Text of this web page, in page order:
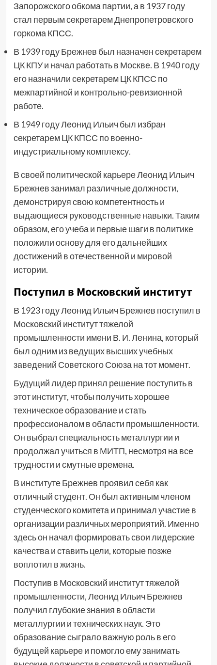
Запорожского обкома партии, а в 1937 году
стал первым секретарем Днепропетровского
горкома КПСС.
В 1939 году Брежнев был назначен секретарем
ЦК КПУ и начал работать в Москве. В 1940 году
его назначили секретарем ЦК КПСС по
межпартийной и контрольно-ревизионной
работе.
В 1949 году Леонид Ильич был избран
секретарем ЦК КПСС по военно-
индустриальному комплексу.
В своей политической карьере Леонид Ильич
Брежнев занимал различные должности,
демонстрируя свою компетентность и
выдающиеся руководственные навыки. Таким
образом, его учеба и первые шаги в политике
положили основу для его дальнейших
достижений в отечественной и мировой
истории.
Поступил в Московский институт
В 1923 году Леонид Ильич Брежнев поступил в
Московский институт тяжелой
промышленности имени В. И. Ленина, который
был одним из ведущих высших учебных
заведений Советского Союза на тот момент.
Будущий лидер принял решение поступить в
этот институт, чтобы получить хорошее
техническое образование и стать
профессионалом в области промышленности.
Он выбрал специальность металлургии и
продолжал учиться в МИТП, несмотря на все
трудности и смутные времена.
В институте Брежнев проявил себя как
отличный студент. Он был активным членом
студенческого комитета и принимал участие в
организации различных мероприятий. Именно
здесь он начал формировать свои лидерские
качества и ставить цели, которые позже
воплотил в жизнь.
Поступив в Московский институт тяжелой
промышленности, Леонид Ильич Брежнев
получил глубокие знания в области
металлургии и технических наук. Это
образование сыграло важную роль в его
будущей карьере и помогло ему занимать